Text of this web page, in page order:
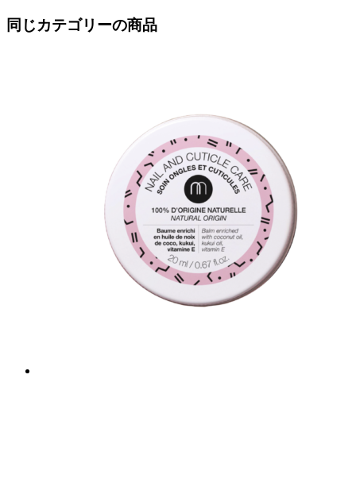
同じカテゴリーの商品